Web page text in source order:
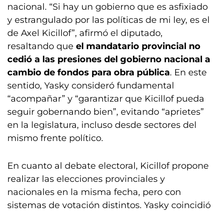
nacional. “Si hay un gobierno que es asfixiado
y estrangulado por las políticas de mi ley, es el
de Axel Kicillof”, afirmó el diputado,
resaltando que el mandatario provincial no
cedió a las presiones del gobierno nacional a
cambio de fondos para obra pública. En este
sentido, Yasky consideró fundamental
“acompañar” y “garantizar que Kicillof pueda
seguir gobernando bien”, evitando “aprietes”
en la legislatura, incluso desde sectores del
mismo frente político.
En cuanto al debate electoral, Kicillof propone
realizar las elecciones provinciales y
nacionales en la misma fecha, pero con
sistemas de votación distintos. Yasky coincidió